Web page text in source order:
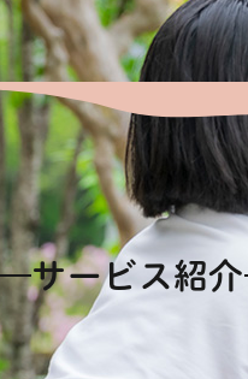
サービス紹介